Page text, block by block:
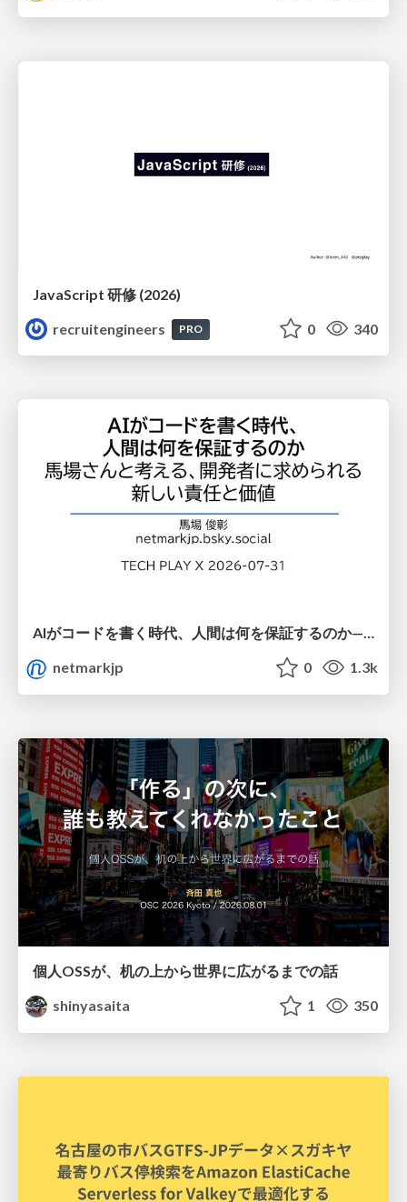
JavaScript 研修 (2026)
recruitengineers
PRO 0 340
AIがコードを書く時代、人間は何を保証するのか———馬場さんと考える、開発者に求められる新しい責任と価値 - TECH PLAY
netmarkjp
0 1.3k
個人OSSが、机の上から世界に広がるまでの話
shinyasaita
1 350